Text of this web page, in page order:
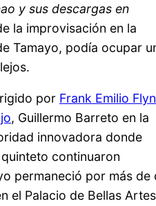
y sus descargas en
la improvisación en la
Tamayo, podía ocupar
por Frank Emilio
, Guillermo Barreto en la
innovadora donde
continuaron
permaneció por más de
el Palacio de Bellas